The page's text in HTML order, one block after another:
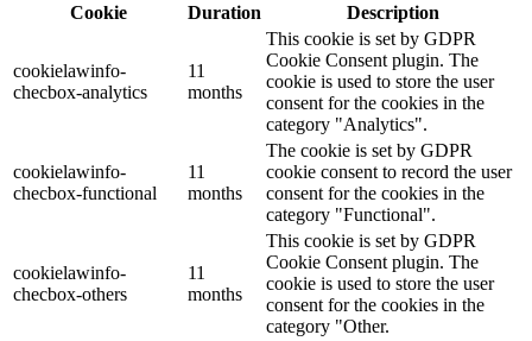
Cookie
Duration Description
cookielawinfo-
checbox-analytics
11
months
This cookie is set by GDPR
Cookie Consent plugin. The
cookie is used to store the user
consent for the cookies in the
category "Analytics".
cookielawinfo-
checbox-functional
11
months
The cookie is set by GDPR
cookie consent to record the user
consent for the cookies in the
category "Functional".
cookielawinfo-
checbox-others
11
months
This cookie is set by GDPR
Cookie Consent plugin. The
cookie is used to store the user
consent for the cookies in the
category "Other.